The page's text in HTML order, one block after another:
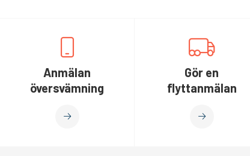
Anmälan
översvämning
Gör en
flyttanmälan